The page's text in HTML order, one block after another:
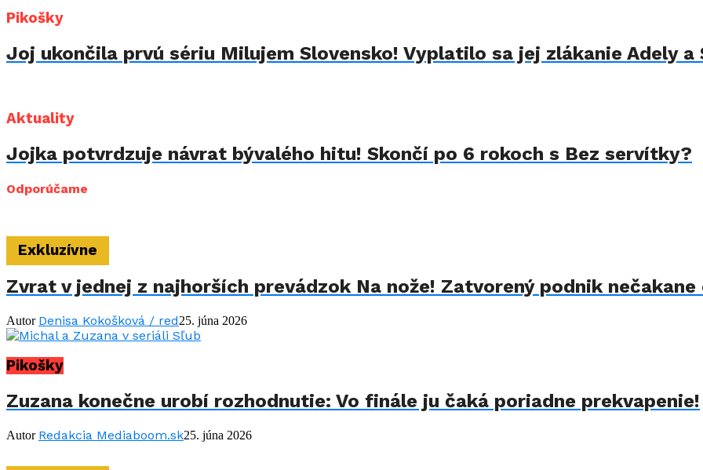
Pikošky
Joj ukončila prvú sériu Milujem Slovensko! Vyplatilo sa jej zlákanie Adely a
Aktuality
Jojka potvrdzuje návrat bývalého hitu! Skončí po 6 rokoch s Bez servítky?
Odporúčame
Exkluzívne
Zvrat v jednej z najhorších prevádzok Na nože! Zatvorený podnik
Autor Denisa Kokošková / red25. júna 2026
Pikošky
Zuzana konečne urobí rozhodnutie: Vo finále ju čaká poriadne prekvapenie!
Autor Redakcia Mediaboom.sk25. júna 2026